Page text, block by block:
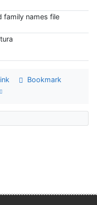
family names file
Bookmark